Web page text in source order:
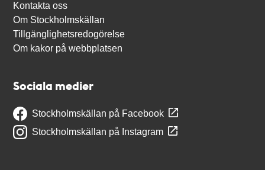
Kontakta oss
Om Stockholmskällan
Tillgänglighetsredogörelse
Om kakor på webbplatsen
Sociala medier
Stockholmskällan på Facebook
Stockholmskällan på Instagram